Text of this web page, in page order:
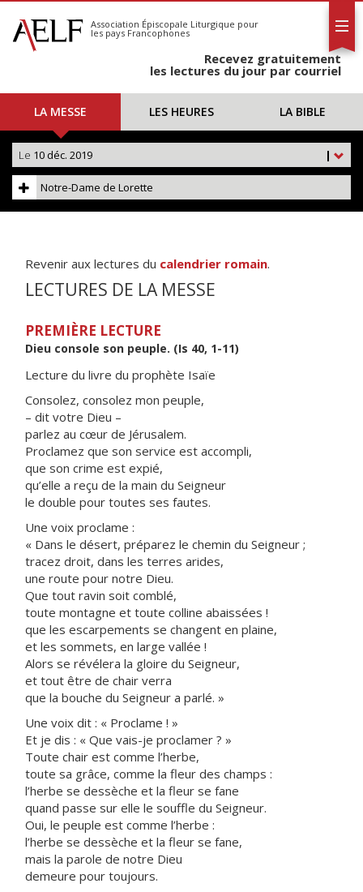
S'abonner
Calendrier
Association Épiscopale Liturgique pour
les pays Francophones
Recevez gratuitement
les lectures du jour par courriel
LA MESSE LES HEURES LA BIBLE
|
Le 10 déc. 2019
Notre-Dame de Lorette
Revenir aux lectures du calendrier romain.
LECTURES DE LA MESSE
PREMIÈRE LECTURE
Dieu console son peuple. (Is 40, 1-11)
Lecture du livre du prophète Isaïe
Consolez, consolez mon peuple,
– dit votre Dieu –
parlez au cœur de Jérusalem.
Proclamez que son service est accompli,
que son crime est expié,
qu’elle a reçu de la main du Seigneur
le double pour toutes ses fautes.
Une voix proclame :
« Dans le désert, préparez le chemin du Seigneur ;
tracez droit, dans les terres arides,
une route pour notre Dieu.
Que tout ravin soit comblé,
toute montagne et toute colline abaissées !
que les escarpements se changent en plaine,
et les sommets, en large vallée !
Alors se révélera la gloire du Seigneur,
et tout être de chair verra
que la bouche du Seigneur a parlé. »
Une voix dit : « Proclame ! »
Et je dis : « Que vais-je proclamer ? »
Toute chair est comme l’herbe,
toute sa grâce, comme la fleur des champs :
l’herbe se dessèche et la fleur se fane
quand passe sur elle le souffle du Seigneur.
Oui, le peuple est comme l’herbe :
l’herbe se dessèche et la fleur se fane,
mais la parole de notre Dieu
demeure pour toujours.